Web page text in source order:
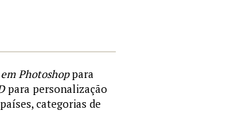
Photoshoppara
para personalização
categorias de